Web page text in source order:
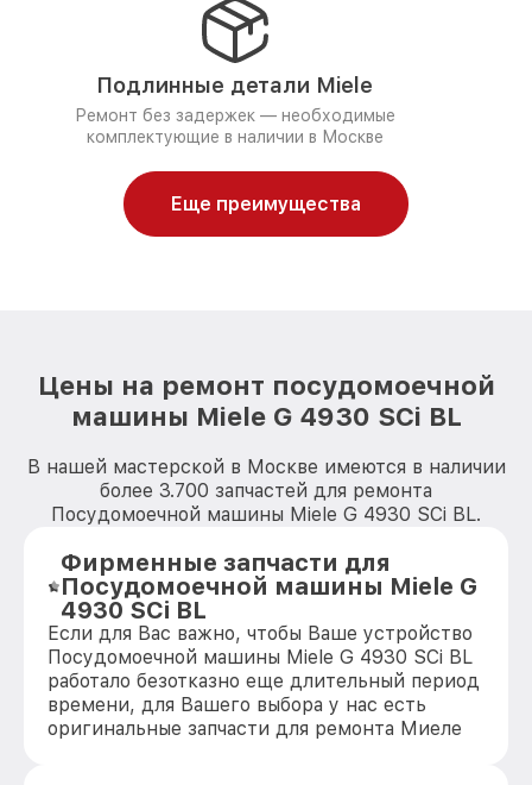
Подлинные детали Miele
Ремонт без задержек — необходимые
комплектующие в наличии в Москве
Еще преимущества
Цены на ремонт посудомоечной
машины Miele G 4930 SCi BL
В нашей мастерской в Москве имеются в наличии
более 3.700 запчастей для ремонта
Посудомоечной машины Miele G 4930 SCi BL.
Фирменные запчасти для
Посудомоечной машины Miele G
4930 SCi BL
Если для Вас важно, чтобы Ваше устройство
Посудомоечной машины Miele G 4930 SCi BL
работало безотказно еще длительный период
времени, для Вашего выбора у нас есть
оригинальные запчасти для ремонта Миеле